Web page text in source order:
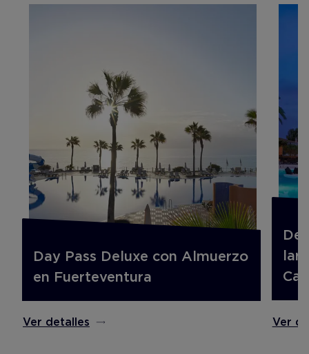
Day Pass Deluxe con Almuerzo
en Fuerteventura
Ver detalles Ver